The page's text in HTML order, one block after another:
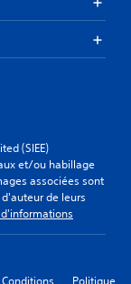
(SIEE)
et/ou habillage
associées sont
de leurs
d'informations
Conditions Politique